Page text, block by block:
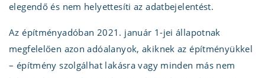
elegendő és nem helyettesíti az adatbejelentést.
Az építményadóban 2021. január 1-jei állapotnak
megfelelően azon adóalanyok, akiknek az építményükkel
– építmény szolgálhat lakásra vagy minden más nem